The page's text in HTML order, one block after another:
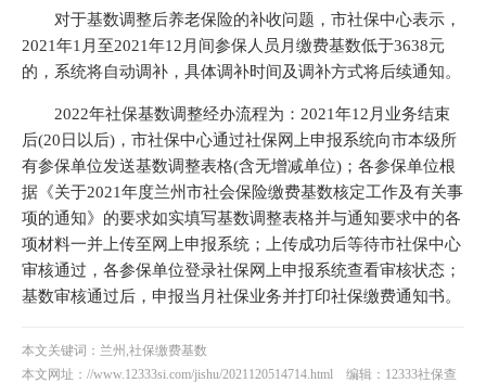
对于基数调整后养老保险的补收问题，市社保中心表示，
2021年1月至2021年12月间参保人员月缴费基数低于3638元
的，系统将自动调补，具体调补时间及调补方式将后续通知。
2022年社保基数调整经办流程为：2021年12月业务结束
后(20日以后)，市社保中心通过社保网上申报系统向市本级所
有参保单位发送基数调整表格(含无增减单位)；各参保单位根
据《关于2021年度兰州市社会保险缴费基数核定工作及有关事
项的通知》的要求如实填写基数调整表格并与通知要求中的各
项材料一并上传至网上申报系统；上传成功后等待市社保中心
审核通过，各参保单位登录社保网上申报系统查看审核状态；
基数审核通过后，申报当月社保业务并打印社保缴费通知书。
本文关键词：兰州,社保缴费基数
本文网址： //www.12333si.com/jishu/2021120514714.html 编辑：12333社保查